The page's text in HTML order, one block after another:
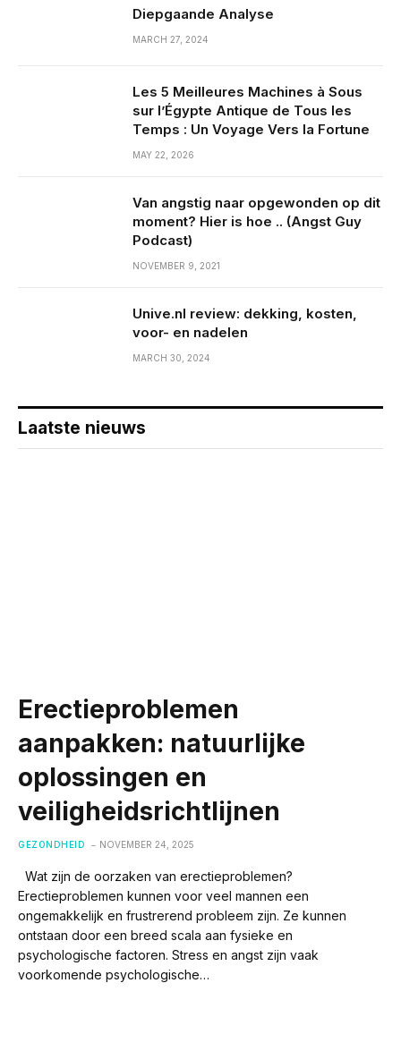
Diepgaande Analyse
MARCH 27, 2024
Les 5 Meilleures Machines à Sous
sur l’Égypte Antique de Tous les
Temps : Un Voyage Vers la Fortune
MAY 22, 2026
Van angstig naar opgewonden op dit
moment? Hier is hoe .. (Angst Guy
Podcast)
NOVEMBER 9, 2021
Unive.nl review: dekking, kosten,
voor- en nadelen
MARCH 30, 2024
Laatste nieuws
Erectieproblemen
aanpakken: natuurlijke
oplossingen en
veiligheidsrichtlijnen
GEZONDHEID NOVEMBER 24, 2025
Wat zijn de oorzaken van erectieproblemen?
Erectieproblemen kunnen voor veel mannen een
ongemakkelijk en frustrerend probleem zijn. Ze kunnen
ontstaan door een breed scala aan fysieke en
psychologische factoren. Stress en angst zijn vaak
voorkomende psychologische…